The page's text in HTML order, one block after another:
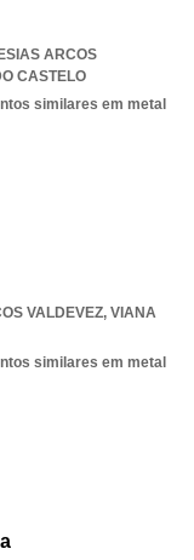
ARCOS
CASTELO
similares em metal
VALDEVEZ, VIANA
similares em metal